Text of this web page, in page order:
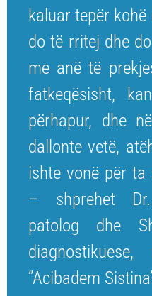
kaluar tepër
do të rritej dhe
me anë të
fatkeqësisht,
përhapur, dhe
dallonte vetë,
ishte vonë për
– shprehet
patolog dhe
‘’Acibadem